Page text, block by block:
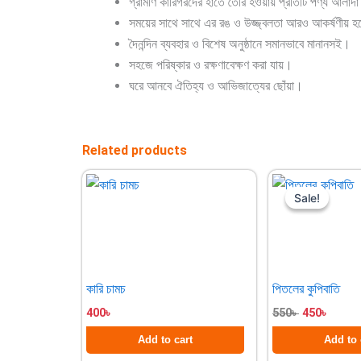
সময়ের সাথে সাথে এর রঙ ও উজ্জ্বলতা আরও আকর্ষণীয়
দৈনন্দিন ব্যবহার ও বিশেষ অনুষ্ঠানে সমানভাবে মানানসই।
সহজে পরিষ্কার ও রক্ষণাবেক্ষণ করা যায়।
ঘরে আনবে ঐতিহ্য ও আভিজাত্যের ছোঁয়া।
Related products
কারি চামচ
400৳
Add to cart
Sale!
Sale!
পিতলের কুপিবাতি
550৳
Original
price
was:
450৳
price
is:
Add to